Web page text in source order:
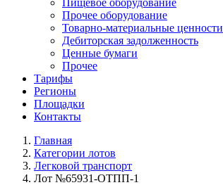
Пищевое оборудование
Прочее оборудование
Товарно-материальные ценности
Дебиторская задолженность
Ценные бумаги
Прочее
Тарифы
Регионы
Площадки
Контакты
Главная
Категории лотов
Легковой транспорт
Лот №65931-ОТПП-1